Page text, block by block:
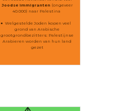
Joodse immigranten (ongeveer
40.000) naar Palestina
Welgestelde Joden kopen veel
grond van Arabische
grootgrondbezitters: Palestijnse
Arabieren worden van hun land
gezet